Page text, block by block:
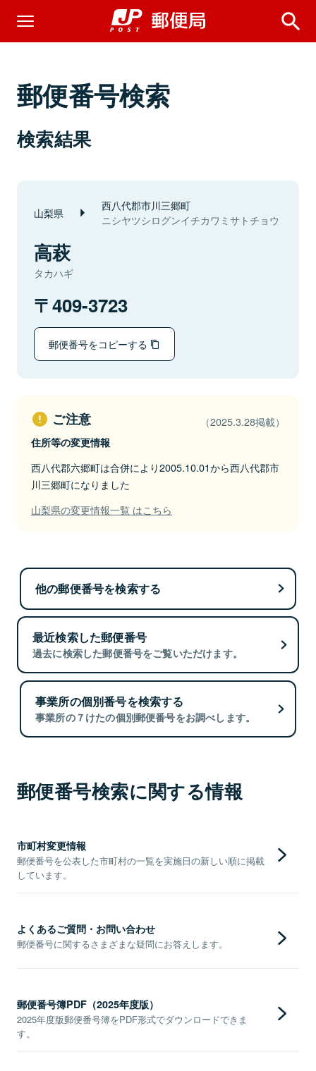
郵便番号検索
検索結果
山梨県 西八代郡市川三郷町
ニシヤツシログンイチカワミサトチョウ
高萩
タカハギ
409-3723
郵便番号をコピーする
ご注意 （2025.3.28掲載）
住所等の変更情報
西八代郡六郷町は合併により2005.10.01から西八代郡市
川三郷町になりました
山梨県の変更情報一覧 はこちら
他の郵便番号を検索する
最近検索した郵便番号
過去に検索した郵便番号をご覧いただけます。
事業所の個別番号を検索する
事業所の７けたの個別郵便番号をお調べします。
郵便番号検索に関する情報
市町村変更情報
郵便番号を公表した市町村の一覧を実施日の新しい順に掲載
しています。
よくあるご質問・お問い合わせ
郵便番号に関するさまざまな疑問にお答えします。
郵便番号簿PDF（2025年度版）
2025年度版郵便番号簿をPDF形式でダウンロードできま
す。